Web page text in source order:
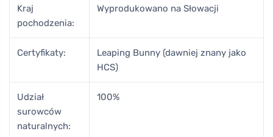
Kraj
pochodzenia:
Wyprodukowano na Słowacji
Certyfikaty:
Leaping Bunny (dawniej znany jako
HCS)
Udział
surowców
naturalnych:
100%